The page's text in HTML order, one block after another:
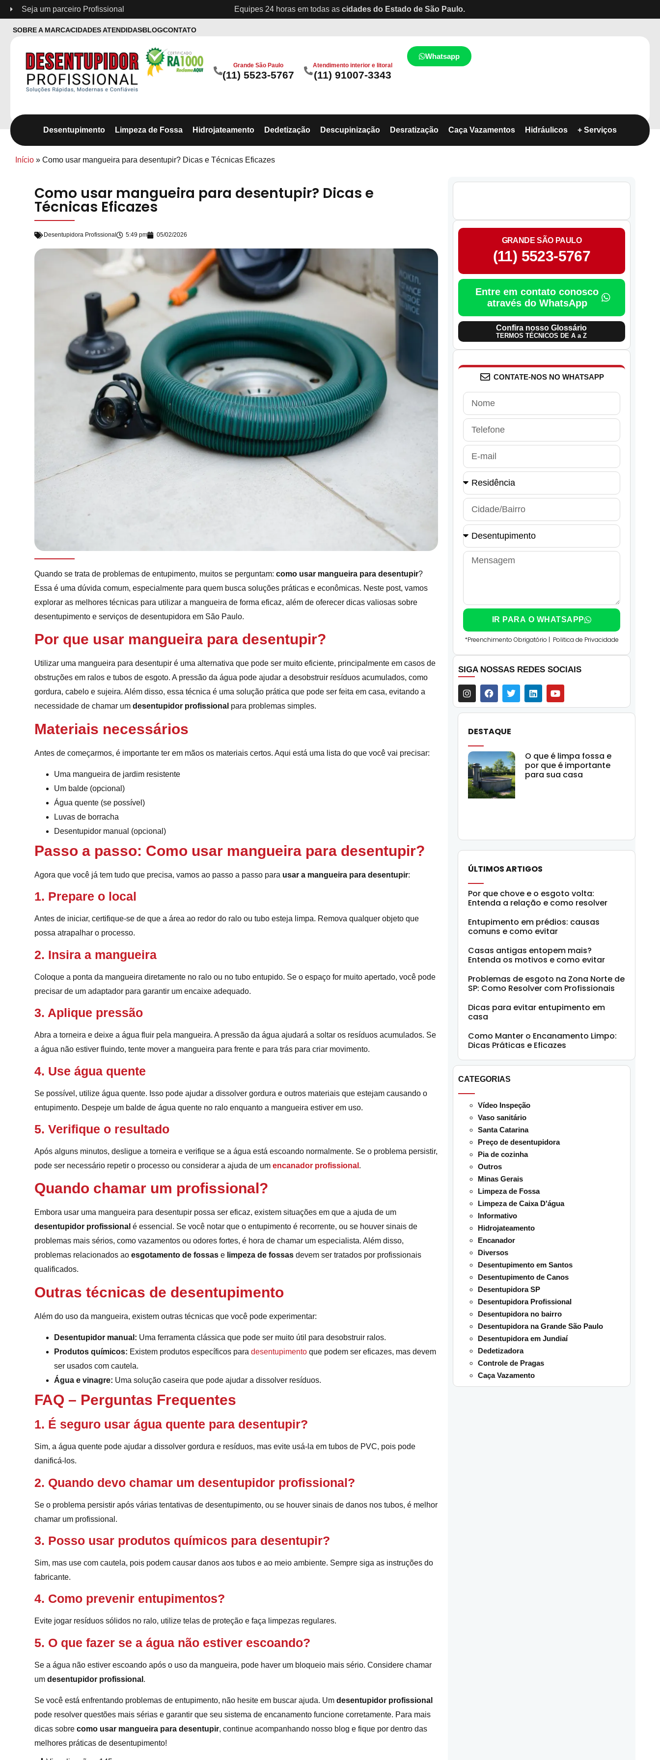
Seja um parceiro Profissional Equipes 24 horas em todas as cidades do Estado de São Paulo.
SOBRE A MARCACIDADES ATENDIDASBLOGCONTATO
Grande São Paulo
(11) 5523-5767
Atendimento interior e litoral
(11) 91007-3343
Whatsapp
Desentupimento Limpeza de Fossa Hidrojateamento Dedetização Descupinização Desratização Caça Vazamentos Hidráulicos + Serviços
Início » Como usar mangueira para desentupir? Dicas e Técnicas Eficazes
Como usar mangueira para desentupir? Dicas e
Técnicas Eficazes
Desentupidora Profissional 5:49 pm 05/02/2026
Quando se trata de problemas de entupimento, muitos se perguntam: como usar mangueira para desentupir?
Essa é uma dúvida comum, especialmente para quem busca soluções práticas e econômicas. Neste post, vamos
explorar as melhores técnicas para utilizar a mangueira de forma eficaz, além de oferecer dicas valiosas sobre
desentupimento e serviços de desentupidora em São Paulo.
Por que usar mangueira para desentupir?
Utilizar uma mangueira para desentupir é uma alternativa que pode ser muito eficiente, principalmente em casos de
obstruções em ralos e tubos de esgoto. A pressão da água pode ajudar a desobstruir resíduos acumulados, como
gordura, cabelo e sujeira. Além disso, essa técnica é uma solução prática que pode ser feita em casa, evitando a
necessidade de chamar um desentupidor profissional para problemas simples.
Materiais necessários
Antes de começarmos, é importante ter em mãos os materiais certos. Aqui está uma lista do que você vai precisar:
Uma mangueira de jardim resistente
Um balde (opcional)
Água quente (se possível)
Luvas de borracha
Desentupidor manual (opcional)
Passo a passo: Como usar mangueira para desentupir?
Agora que você já tem tudo que precisa, vamos ao passo a passo para usar a mangueira para desentupir:
1. Prepare o local
Antes de iniciar, certifique-se de que a área ao redor do ralo ou tubo esteja limpa. Remova qualquer objeto que
possa atrapalhar o processo.
2. Insira a mangueira
Coloque a ponta da mangueira diretamente no ralo ou no tubo entupido. Se o espaço for muito apertado, você pode
precisar de um adaptador para garantir um encaixe adequado.
3. Aplique pressão
Abra a torneira e deixe a água fluir pela mangueira. A pressão da água ajudará a soltar os resíduos acumulados. Se
a água não estiver fluindo, tente mover a mangueira para frente e para trás para criar movimento.
4. Use água quente
Se possível, utilize água quente. Isso pode ajudar a dissolver gordura e outros materiais que estejam causando o
entupimento. Despeje um balde de água quente no ralo enquanto a mangueira estiver em uso.
5. Verifique o resultado
Após alguns minutos, desligue a torneira e verifique se a água está escoando normalmente. Se o problema persistir,
pode ser necessário repetir o processo ou considerar a ajuda de um encanador profissional .
Quando chamar um profissional?
Embora usar uma mangueira para desentupir possa ser eficaz, existem situações em que a ajuda de um
desentupidor profissional é essencial. Se você notar que o entupimento é recorrente, ou se houver sinais de
problemas mais sérios, como vazamentos ou odores fortes, é hora de chamar um especialista. Além disso,
problemas relacionados ao esgotamento de fossas e limpeza de fossas devem ser tratados por profissionais
qualificados.
Outras técnicas de desentupimento
Além do uso da mangueira, existem outras técnicas que você pode experimentar:
Desentupidor manual: Uma ferramenta clássica que pode ser muito útil para desobstruir ralos.
Produtos químicos: Existem produtos específicos para desentupimento que podem ser eficazes, mas devem
ser usados com cautela.
Água e vinagre: Uma solução caseira que pode ajudar a dissolver resíduos.
FAQ – Perguntas Frequentes
1. É seguro usar água quente para desentupir?
Sim, a água quente pode ajudar a dissolver gordura e resíduos, mas evite usá-la em tubos de PVC, pois pode
danificá-los.
2. Quando devo chamar um desentupidor profissional?
Se o problema persistir após várias tentativas de desentupimento, ou se houver sinais de danos nos tubos, é melhor
chamar um profissional.
3. Posso usar produtos químicos para desentupir?
Sim, mas use com cautela, pois podem causar danos aos tubos e ao meio ambiente. Sempre siga as instruções do
fabricante.
4. Como prevenir entupimentos?
Evite jogar resíduos sólidos no ralo, utilize telas de proteção e faça limpezas regulares.
5. O que fazer se a água não estiver escoando?
Se a água não estiver escoando após o uso da mangueira, pode haver um bloqueio mais sério. Considere chamar
um desentupidor profissional .
Se você está enfrentando problemas de entupimento, não hesite em buscar ajuda. Um desentupidor profissional
pode resolver questões mais sérias e garantir que seu sistema de encanamento funcione corretamente. Para mais
dicas sobre como usar mangueira para desentupir, continue acompanhando nosso blog e fique por dentro das
melhores práticas de desentupimento!
GRANDE SÃO PAULO
(11) 5523-5767
Entre em contato conosco
através do WhatsApp
Confira nosso Glossário
TERMOS TÉCNICOS DE A a Z
CONTATE-NOS NO WHATSAPP
IR PARA O WHATSAPP
*Preenchimento Obrigatório | Politica de Privacidade
SIGA NOSSAS REDES SOCIAIS
DESTAQUE
O que é limpa fossa e
por que é importante
para sua casa
ÚLTIMOS ARTIGOS
Por que chove e o esgoto volta:
Entenda a relação e como resolver
Entupimento em prédios: causas
comuns e como evitar
Casas antigas entopem mais?
Entenda os motivos e como evitar
Problemas de esgoto na Zona Norte de
SP: Como Resolver com Profissionais
Dicas para evitar entupimento em
casa
Como Manter o Encanamento Limpo:
Dicas Práticas e Eficazes
CATEGORIAS
Vídeo Inspeção
Vaso sanitário
Santa Catarina
Preço de desentupidora
Pia de cozinha
Outros
Minas Gerais
Limpeza de Fossa
Limpeza de Caixa D'água
Informativo
Hidrojateamento
Encanador
Diversos
Desentupimento em Santos
Desentupimento de Canos
Desentupidora SP
Desentupidora Profissional
Desentupidora no bairro
Desentupidora na Grande São Paulo
Desentupidora em Jundiaí
Dedetizadora
Controle de Pragas
Caça Vazamento